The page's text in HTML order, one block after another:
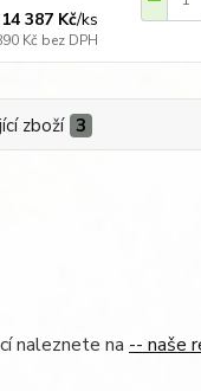
14 387 Kč/ks
Kč bez DPH
zboží 3
naleznete na -- naše